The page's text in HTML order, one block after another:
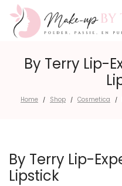
By Terry Lip-
Home / Shop / Cosmetica /
By Terry Lip-
Lipstick